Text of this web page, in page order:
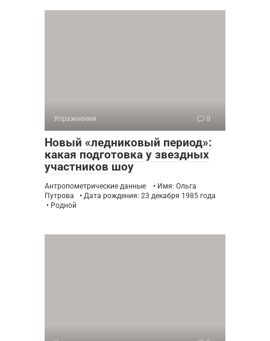
Упражнения 0
Новый «ледниковый период»:
какая подготовка у звездных
участников шоу
Антропометрические данные • Имя: Ольга
Путрова • Дата рождения: 23 декабря 1985 года
• Родной